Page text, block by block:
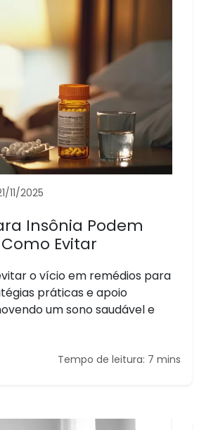
11/2025
Insônia Podem
Evitar
o vício em remédios para
práticas e apoio
um sono saudável e
Tempo de leitura: 7 mins